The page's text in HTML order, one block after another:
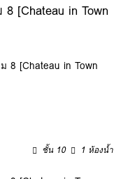
[Chateau in Town
8 [Chateau in Town
ชั้น 10
1 ห้องน้ำ